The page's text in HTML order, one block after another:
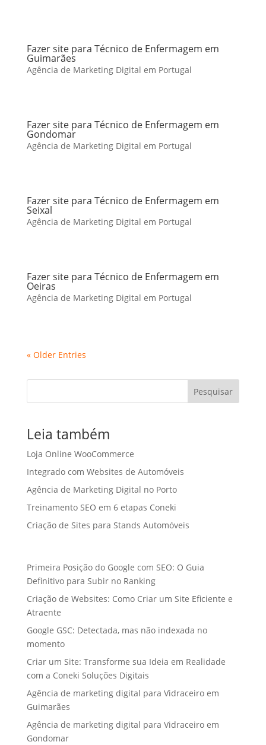
Fazer site para Técnico de Enfermagem em
Guimarães
Agência de Marketing Digital em Portugal
Fazer site para Técnico de Enfermagem em
Gondomar
Agência de Marketing Digital em Portugal
Fazer site para Técnico de Enfermagem em
Seixal
Agência de Marketing Digital em Portugal
Fazer site para Técnico de Enfermagem em
Oeiras
Agência de Marketing Digital em Portugal
« Older Entries
Pesquisar
Leia também
Loja Online WooCommerce
Integrado com Websites de Automóveis
Agência de Marketing Digital no Porto
Treinamento SEO em 6 etapas Coneki
Criação de Sites para Stands Automóveis
Primeira Posição do Google com SEO: O Guia
Definitivo para Subir no Ranking
Criação de Websites: Como Criar um Site Eficiente e
Atraente
Google GSC: Detectada, mas não indexada no
momento
Criar um Site: Transforme sua Ideia em Realidade
com a Coneki Soluções Digitais
Agência de marketing digital para Vidraceiro em
Guimarães
Agência de marketing digital para Vidraceiro em
Gondomar